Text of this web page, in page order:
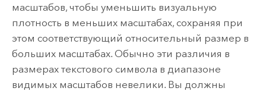
масштабов, чтобы уменьшить визуальную
плотность в меньших масштабах, сохраняя при
этом соответствующий относительный размер в
больших масштабах. Обычно эти различия в
размерах текстового символа в диапазоне
видимых масштабов невелики. Вы должны